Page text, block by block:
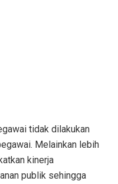
tidak dilakukan
Melainkan lebih
kinerja
publik sehingga